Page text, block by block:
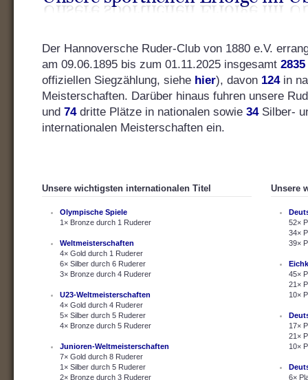
Der Hannoversche Ruder-Club von 1880 e.V.
am 09.06.1895 bis zum 01.11.2025 insgesamt 2835
offiziellen Siegzählung, siehe hier), davon 124in
Meisterschaften. Darüber hinaus fuhren unsere
und 74dritte Plätze in nationalen sowie 34Silber-
internationalen Meisterschaften ein.
Unsere wichtigsten internationalen Titel
Olympische Spiele
1× Bronze durch 1 Ruderer
Weltmeisterschaften
4× Gold durch 1 Ruderer
6× Silber durch 6 Ruderer
3× Bronze durch 4 Ruderer
U23-Weltmeisterschaften
4× Gold durch 4 Ruderer
5× Silber durch 5 Ruderer
4× Bronze durch 5 Ruderer
Junioren-Weltmeisterschaften
7× Gold durch 8 Ruderer
1× Silber durch 5 Ruderer
2× Bronze durch 3 Ruderer
Unsere
52×
34×
39×
45×
21×
10×
17×
21×
10×
6×